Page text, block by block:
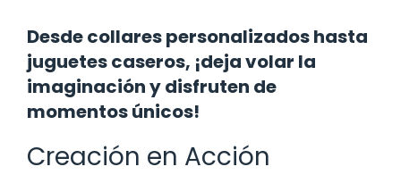
Desde collares personalizados hasta
juguetes caseros, ¡deja volar la
imaginación y disfruten de
momentos únicos!
Creación en Acción